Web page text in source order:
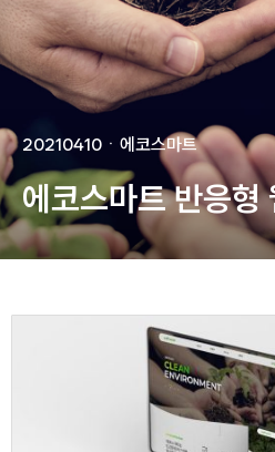
동영상 - 모모
동영상 - 삼양
동영상 - 킷캣
사진, 광고디자
사진, 광고디
웹사이트 - (주)
제품디자인 - 삼
동영상, CI -
동영상, 홈페
동영상, 카탈로
패키지, 디자인
동영상 - (주)듀
동영상 - ㈜고
동영상 - 모모스
동영상 - 삼양
20210410 ㆍ 에코스마트
에코스마트 반응형